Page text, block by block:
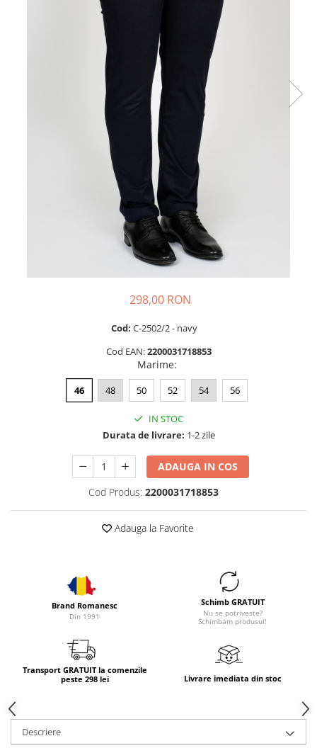
298,00 RON
Cod: C-2502/2 - navy
Cod EAN:2200031718853
Marime:
46 48 50 52 54 56
IN STOC
Durata de livrare: 1-2 zile
ADAUGA IN COS
Cod Produs: 2200031718853
Adauga la Favorite
Brand Romanesc
Din 1991
Schimb GRATUIT
Nu se potriveste?
Schimbam produsul!
Transport GRATUIT la comenzile
peste 298 lei
Livrare imediata din stoc
Descriere